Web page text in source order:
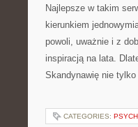
Najlepsze w takim
kierunkiem
powoli, uważnie i z
inspiracją na lata.
Skandynawię nie
CATEGORIES: